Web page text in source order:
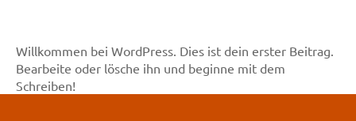
Willkommen bei WordPress. Dies ist dein erster Beitrag.
Bearbeite oder lösche ihn und beginne mit dem
Schreiben!